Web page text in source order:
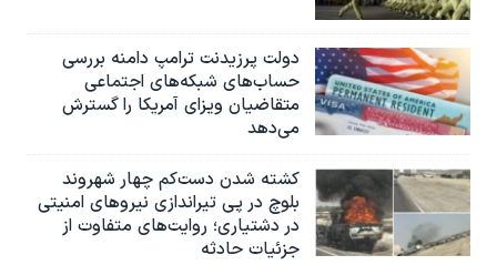
دولت پرزیدنت ترامپ دامنه بررسی
حساب‌های شبکه‌های اجتماعی
متقاضیان ویزای آمریکا را گسترش
می‌دهد
کشته شدن دست‌کم چهار شهروند
بلوچ در پی تیراندازی نیروهای امنیتی
در دشتیاری؛ روایت‌های متفاوت از
جزئیات حادثه